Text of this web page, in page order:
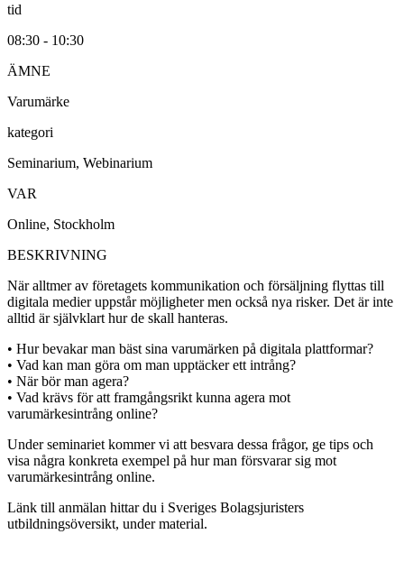
tid
08:30 - 10:30
ÄMNE
Varumärke
kategori
Seminarium, Webinarium
VAR
Online, Stockholm
BESKRIVNING
När alltmer av företagets kommunikation och försäljning flyttas till
digitala medier uppstår möjligheter men också nya risker. Det är inte
alltid är självklart hur de skall hanteras.
• Hur bevakar man bäst sina varumärken på digitala plattformar?
• Vad kan man göra om man upptäcker ett intrång?
• När bör man agera?
• Vad krävs för att framgångsrikt kunna agera mot
varumärkesintrång online?
Under seminariet kommer vi att besvara dessa frågor, ge tips och
visa några konkreta exempel på hur man försvarar sig mot
varumärkesintrång online.
Länk till anmälan hittar du i Sveriges Bolagsjuristers
utbildningsöversikt, under material.